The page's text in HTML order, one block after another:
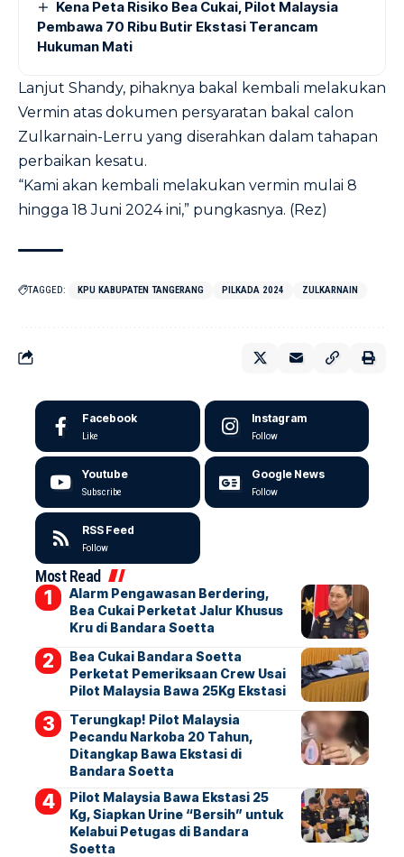
Kena Peta Risiko Bea Cukai, Pilot Malaysia
Pembawa 70 Ribu Butir Ekstasi Terancam
Hukuman Mati
Lanjut Shandy, pihaknya bakal kembali melakukan
Vermin atas dokumen persyaratan bakal calon
Zulkarnain-Lerru yang diserahkan dalam tahapan
perbaikan kesatu.
“Kami akan kembali melakukan vermin mulai 8
hingga 18 Juni 2024 ini,” pungkasnya. (Rez)
TAGGED: KPU KABUPATEN TANGERANG PILKADA 2024 ZULKARNAIN
Facebook
Like
Instagram
Follow
Youtube
Subscribe
Google News
Follow
RSS Feed
Follow
Most Read
Alarm Pengawasan Berdering,
Bea Cukai Perketat Jalur Khusus
Kru di Bandara Soetta
Bea Cukai Bandara Soetta
Perketat Pemeriksaan Crew Usai
Pilot Malaysia Bawa 25Kg Ekstasi
Terungkap! Pilot Malaysia
Pecandu Narkoba 20 Tahun,
Ditangkap Bawa Ekstasi di
Bandara Soetta
Pilot Malaysia Bawa Ekstasi 25
Kg, Siapkan Urine “Bersih” untuk
Kelabui Petugas di Bandara
Soetta